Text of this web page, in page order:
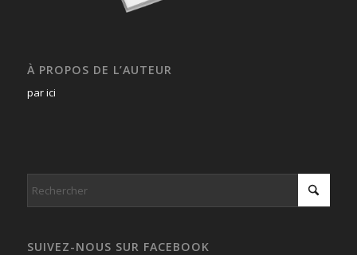
À PROPOS DE L’AUTEUR
par ici
SUIVEZ-NOUS SUR FACEBOOK